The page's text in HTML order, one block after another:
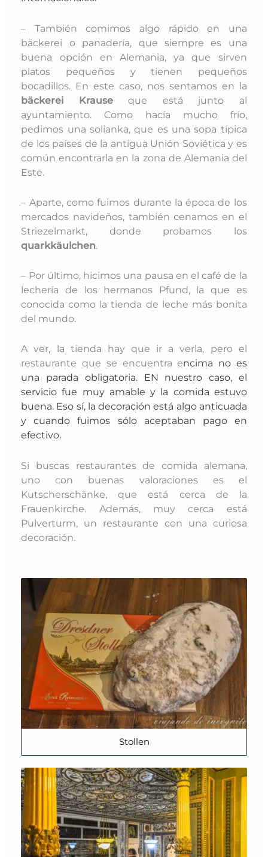
– También comimos algo rápido en una
bäckerei o panadería, que siempre es una
buena opción en Alemania, ya que sirven
platos pequeños y tienen pequeños
bocadillos. En este caso, nos sentamos en la
bäckerei Krauseque está junto al
ayuntamiento. Como hacía mucho frío,
pedimos una solianka, que es una sopa típica
de los países de la antigua Unión Soviética y es
común encontrarla en la zona de Alemania del
Este.
– Aparte, como fuimos durante la época de los
mercados navideños, también cenamos en el
Striezelmarkt, donde probamos los
quarkkäulchen.
– Por último, hicimos una pausa en el café de la
lechería de los hermanos Pfund, la que es
conocida como la tienda de leche más bonita
del mundo.
A ver, la tienda hay que ir a verla, pero el
restaurante que se encuentra encima no es
una parada obligatoria. EN nuestro caso, el
servicio fue muy amable y la comida estuvo
buena. Eso sí, la decoración está algo anticuada
y cuando fuimos sólo aceptaban pago en
efectivo.
Si buscas restaurantes de comida alemana,
uno con buenas valoraciones es el
Kutscherschänke, que está cerca de la
Frauenkirche. Además, muy cerca está
Pulverturm, un restaurante con una curiosa
decoración.
Stollen